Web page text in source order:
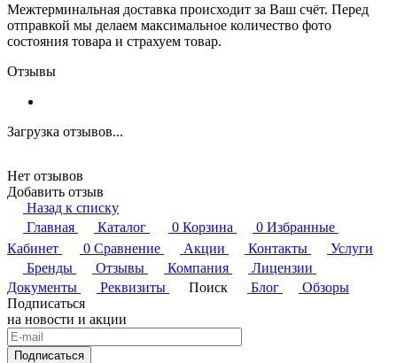
Межтерминальная доставка происходит за Ваш счёт. Перед
отправкой мы делаем максимальное количество фото
состояния товара и страхуем товар.
Отзывы
Загрузка отзывов...
Нет отзывов
Добавить отзыв
Назад к списку
Главная
Каталог 0 Корзина 0 Избранные
Кабинет
0 Сравнение Акции Контакты
Услуги
Бренды
Отзывы Компания
Лицензии
Документы
Реквизиты Поиск Блог
Обзоры
Подписаться
на новости и акции
Подписаться